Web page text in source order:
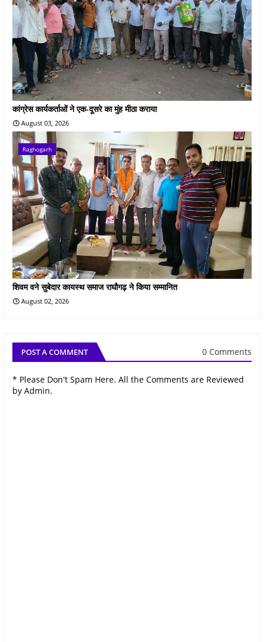
कांग्रेस कार्यकर्ताओं ने एक-दूसरे का मुंह मीठा कराया
August 03, 2026
Raghogarh
शिवम वने सुबेदार कायस्थ समाज राघौगढ़ ने किया सम्मानित
August 02, 2026
POST A COMMENT 0 Comments
* Please Don't Spam Here. All the Comments are Reviewed
by Admin.